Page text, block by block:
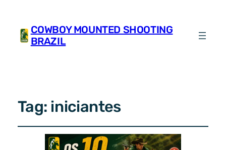
COWBOY MOUNTED SHOOTING
BRAZIL
Tag: iniciantes